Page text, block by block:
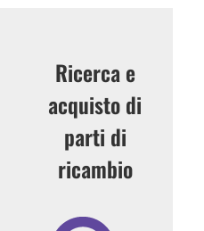
Ricerca e
acquisto di
parti di
ricambio